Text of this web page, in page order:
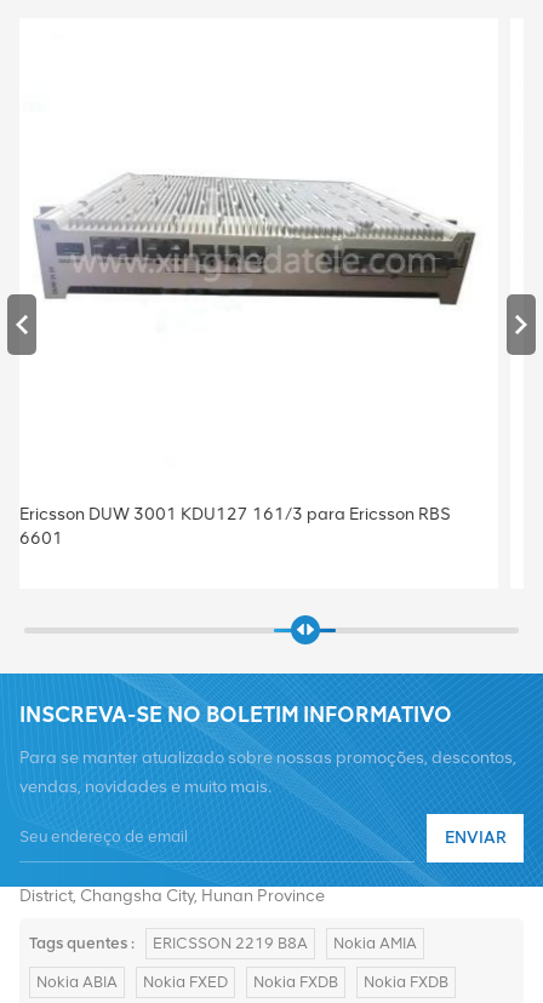
Estação Base BBU Baseband Ericsson Baseband 5212
KDU137 925/41 Baseband 5212 para Ericsson
INSCREVA-SE NO BOLETIM INFORMATIVO
Para se manter atualizado sobre nossas promoções, descontos,
vendas, novidades e muito mais.
ENVIAR
E-mail :summer@chinaxingheda.com
Endereço : 2506 Xidi Building, No. 8 Fenglin Third Road,Yuelu
District, Changsha City, Hunan Province
Tags quentes : ERICSSON 2219 B8A Nokia AMIA
Nokia ABIA Nokia FXED Nokia FXDB Nokia FXDB